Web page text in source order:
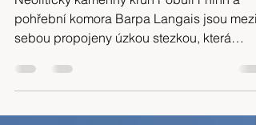
Cestopis: Vnější Hebridy, Skotsko
16-25-05-2024
Neolitický kamenný kruh Pobull Fhinn a
pohřební komora Barpa Langais jsou mezi
sebou propojeny úzkou stezkou, která